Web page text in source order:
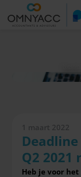
1 maart 2022
Q2 2021
Heb je voor